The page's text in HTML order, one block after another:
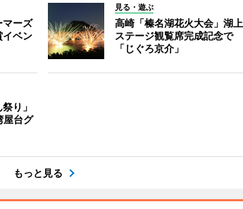
マーズ
イベン
見る・遊ぶ
高崎「榛名湖花火大会」湖上
ステージ観覧席完成記念で
「じぐろ京介」
り」
屋台グ
もっと見る